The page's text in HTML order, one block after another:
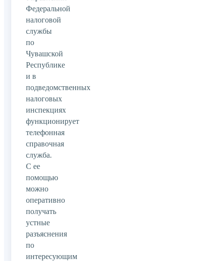
Федеральной
налоговой
службы
по
Чувашской
Республике
и в
подведомственных
налоговых
инспекциях
функционирует
телефонная
справочная
служба.
С ее
помощью
можно
оперативно
получать
устные
разъяснения
по
интересующим